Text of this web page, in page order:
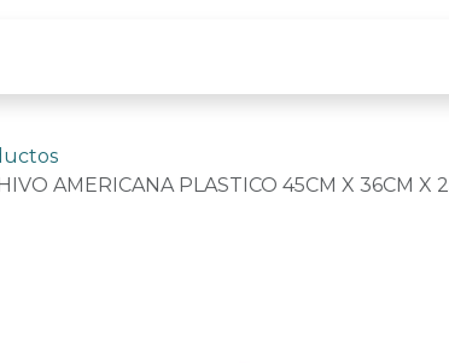
AMERICANA PLASTICO 45CM X 36CM X